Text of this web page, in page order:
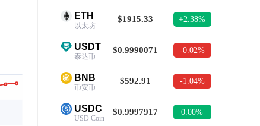
ETH
以太坊
$1915.33 +2.38%
USDT
泰达币
$0.9990071 -0.02%
BNB
币安币
$592.91 -1.04%
USDC
USD Coin
$0.9997917 0.00%